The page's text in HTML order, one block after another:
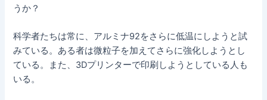
うか？
科学者たちは常に、アルミナ92をさらに低温にしようと試
みている。ある者は微粒子を加えてさらに強化しようとし
ている。また、3Dプリンターで印刷しようとしている人も
いる。